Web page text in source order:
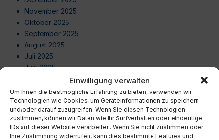
Einwilligung verwalten
Um Ihnen die bestmögliche Erfahrung zu bieten, verwenden wir
Technologien wie Cookies, um Geräteinformationen zu speichern
und/oder darauf zuzugreifen. Wenn Sie diesen Technologien
zustimmen, können wir Daten wie Ihr Surfverhalten oder eindeutige
IDs auf dieser Website verarbeiten. Wenn Sie nicht zustimmen oder
Ihre Zustimmung widerrufen, kann dies bestimmte Features und
November 2025
Oktober 2025
September 2025
August 2025
Juli 2025
Juni 2025
April 2025
März 2025
Februar 2025
Januar 2025
Dezember 2024